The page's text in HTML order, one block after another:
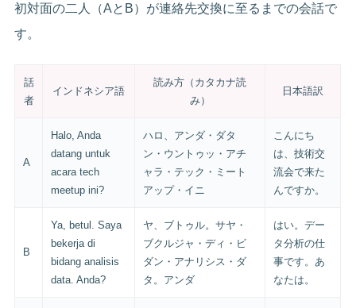
初対面の二人（AとB）が連絡先交換に至るまでの会話で
す。
話
者
インドネシア語
読み方（カタカナ読
み）
日本語訳
A
Halo, Anda
datang untuk
acara tech
meetup ini?
ハロ、アンダ・ダタ
ン・ウントゥッ・アチ
ャラ・テック・ミート
アップ・イニ
こんにち
は、技術交
流会で来た
んですか。
B
Ya, betul. Saya
bekerja di
bidang analisis
data. Anda?
ヤ、ブトゥル。サヤ・
ブクルジャ・ディ・ビ
ダン・アナリシス・ダ
タ。アンダ
はい。デー
タ分析の仕
事です。あ
なたは。